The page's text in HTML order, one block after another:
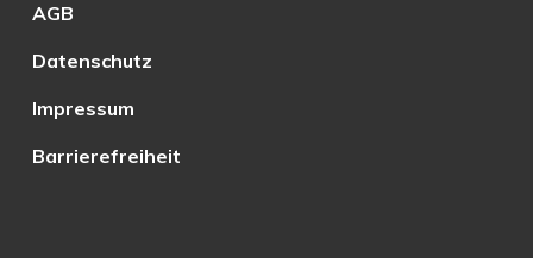
AGB
Datenschutz
Impressum
Barrierefreiheit